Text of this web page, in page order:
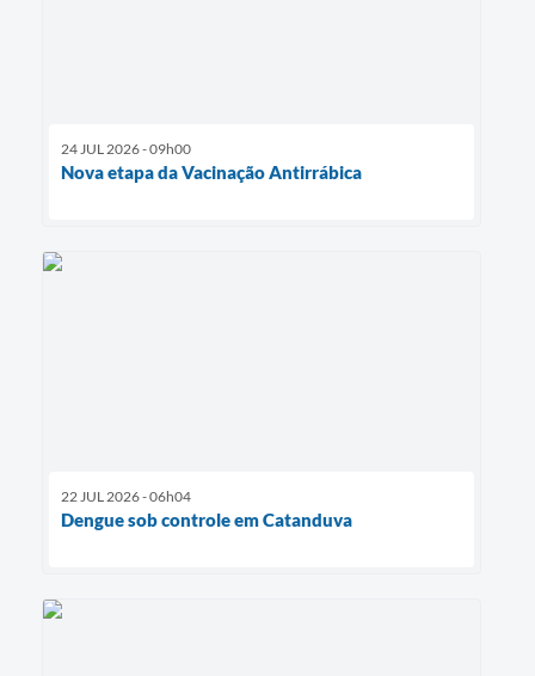
24 JUL 2026 - 09h00
Nova etapa da Vacinação Antirrábica
22 JUL 2026 - 06h04
Dengue sob controle em Catanduva